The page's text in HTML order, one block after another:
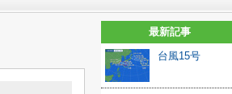
最新記事
台風15号